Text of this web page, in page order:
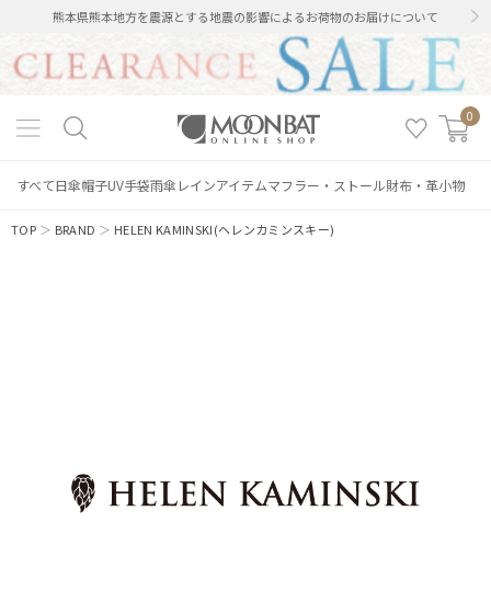
熊本県熊本地方を震源とする地震の影響によるお荷物のお届けについて
0
すべて日傘帽子UV手袋雨傘 レインアイテムマフラー・ストール財布・革小物
TOP ＞ BRAND ＞ HELEN KAMINSKI(ヘレンカミンスキー)